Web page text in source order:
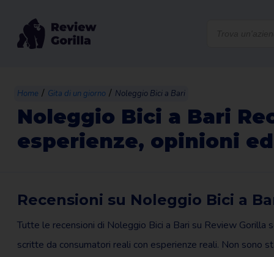
Home / Gita di un giorno / Noleggio Bici a Bari
Noleggio Bici a Bari
esperienze, opinioni
Recensioni su Noleggio Bici a
Tutte le recensioni di Noleggio Bici a Bari su Review Gorilla
scritte da consumatori reali con esperienze reali. Non sono